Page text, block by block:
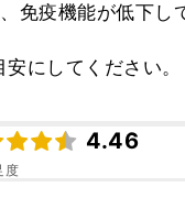
免疫機能が低下し
にしてください。
4.46
度